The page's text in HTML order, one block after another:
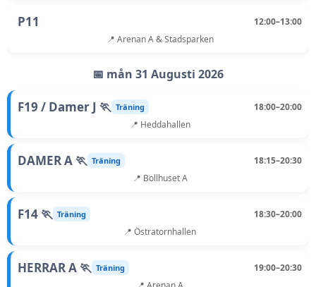
P11
12:00–13:00
📍 Arenan A & Stadsparken
📅 mån 31 Augusti 2026
F19 / Damer J 🏃 Träning
18:00–20:00
📍 Heddahallen
DAMER A 🏃 Träning
18:15–20:30
📍 Bollhuset A
F14 🏃 Träning
18:30–20:00
📍 Östratornhallen
HERRAR A 🏃 Träning
19:00–20:30